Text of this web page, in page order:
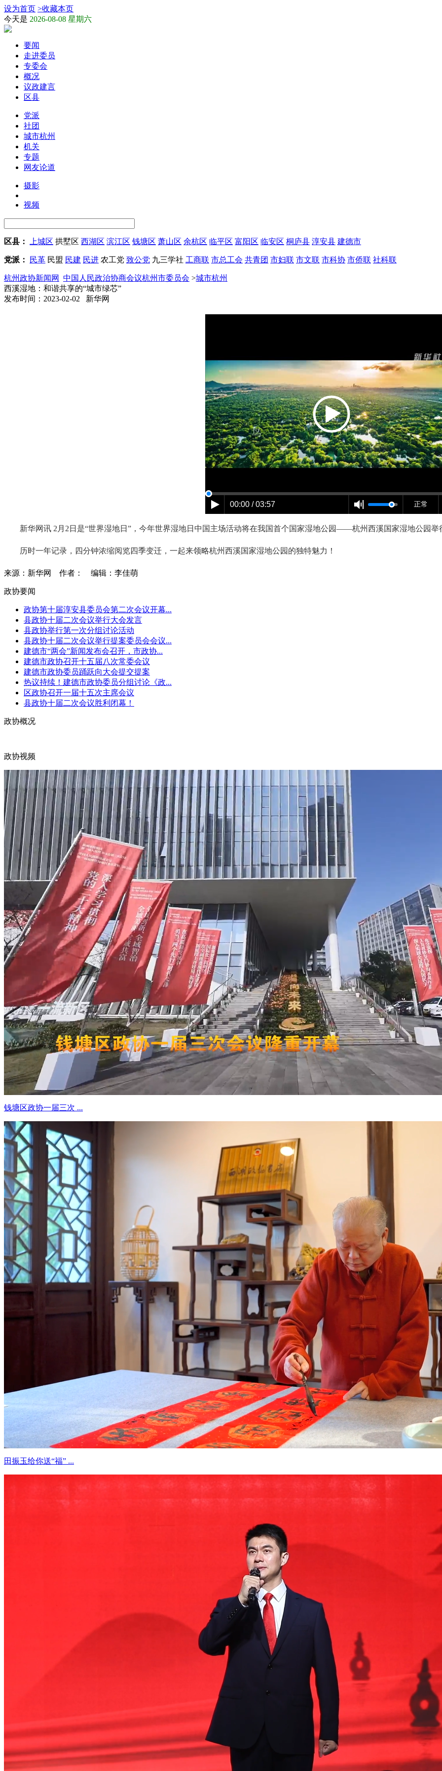
设为首页 >收藏本页
今天是 2026-08-08 星期六
要闻
走进委员
专委会
概况
议政建言
区县
党派
社团
城市杭州
机关
专题
网友论道
摄影
视频
区县： 上城区 拱墅区 西湖区 滨江区 钱塘区 萧山区 余杭区 临平区 富阳区 临安区 桐庐县 淳安县 建德市
党派： 民革 民盟 民建 民进 农工党 致公党 九三学社 工商联 市总工会 共青团 市妇联 市文联 市科协 市侨联 社科联
杭州政协新闻网 中国人民政治协商会议杭州市委员会 >城市杭州
西溪湿地：和谐共享的“城市绿芯”
发布时间：2023-02-02 新华网
00:00 / 03:57 正常
新华网讯 2月2日是“世界湿地日”，今年世界湿地日中国主场活动将在我国首个国家湿地公园——杭州西溪国家湿地公园举
历时一年记录，四分钟浓缩阅览四季变迁，一起来领略杭州西溪国家湿地公园的独特魅力！
来源：新华网 作者： 编辑：李佳萌
政协要闻
政协第十届淳安县委员会第二次会议开幕...
县政协十届二次会议举行大会发言
县政协举行第一次分组讨论活动
县政协十届二次会议举行提案委员会会议...
建德市“两会”新闻发布会召开，市政协...
建德市政协召开十五届八次常委会议
建德市政协委员踊跃向大会提交提案
热议持续！建德市政协委员分组讨论《政...
区政协召开一届十五次主席会议
县政协十届二次会议胜利闭幕！
政协概况
政协视频
钱塘区政协一届三次 ...
田振玉给你送“福” ...